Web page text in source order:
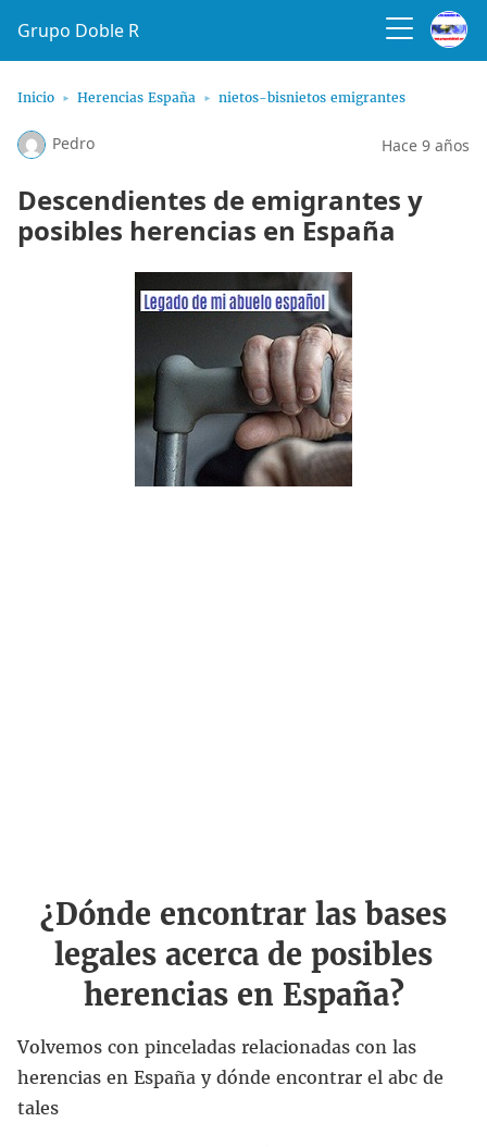
Grupo Doble R
Inicio Herencias España nietos-bisnietos emigrantes
Pedro Hace 9 años
Descendientes de emigrantes y
posibles herencias en España
¿Dónde encontrar las bases
legales acerca de posibles
herencias en España?
Volvemos con pinceladas relacionadas con las
herencias en España y dónde encontrar el abc de
tales